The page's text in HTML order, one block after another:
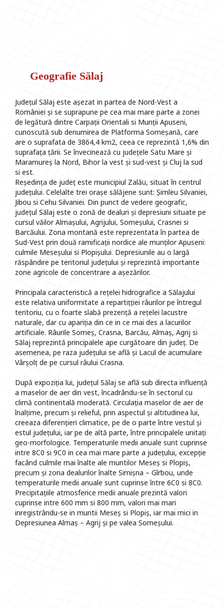
Geografie Sălaj
Județul Sălaj este așezat in partea de Nord-Vest a
României și se suprapune pe cea mai mare parte a zonei
de legătură dintre Carpații Orientali si Munții Apuseni,
cunoscută sub denumirea de Platforma Someșană, care
are o suprafata de 3864,4 km2, ceea ce reprezintă 1,6% din
suprafața țării. Se învecinează cu județele Satu Mare și
Maramureș la Nord, Bihor la vest și sud-vest și Cluj la sud
si est.
Reședința de județ este municipiul Zalău, situat în centrul
județului. Celelalte trei orașe sălăjene sunt: Șimleu Silvaniei,
Jibou si Cehu Silvaniei. Din punct de vedere geografic,
județul Sălaj este o zonă de dealuri și depresiuni situate pe
cursul văilor Almașului, Agrijului, Someșului, Crasnei si
Barcăului. Zona montană este reprezentata în partea de
Sud-Vest prin două ramificații nordice ale munților Apuseni:
culmile Meseșului si Plopișului. Depresiunile au o largă
răspândire pe teritoriul județului și reprezintă importante
zone agricole de concentrare a așezărilor.
Principala caracteristică a rețelei hidrografice a Sălajului
este relativa uniformitate a repartițției râurilor pe întregul
teritoriu, cu o foarte slabă prezență a rețelei lacustre
naturale, dar cu apariția din ce in ce mai des a lacurilor
artificiale. Râurile Someș, Crasna, Barcău, Almaș, Agrij si
Sălaj reprezintă principalele ape curgătoare din județ. De
asemenea, pe raza județului se află și Lacul de acumulare
Vârșolț de pe cursul râului Crasna.
După expoziția lui, județul Sălaj se află sub directa influență
a maselor de aer din vest, încadrându-se în sectorul cu
climă continentală moderată. Circulația maselor de aer de
înalțime, precum și relieful, prin aspectul și altitudinea lui,
creeaza diferențieri climatice, pe de o parte între vestul și
estul județului, iar pe de altă parte, între principalele unitați
geo-morfologice. Temperaturile medii anuale sunt cuprinse
intre 8C0 si 9C0 in cea mai mare parte a județului, excepție
facând culmile mai înalte ale muntilor Meseș si Plopiș,
precum și zona dealurilor înalte Simișna – Gîrbou, unde
temperaturile medii anuale sunt cuprinse între 6C0 si 8C0.
Precipitațiile atmosferice medii anuale prezintă valori
cuprinse intre 600 mm si 800 mm, valori mai mari
inregistrându-se in muntii Meseș si Plopiș, iar mai mici in
Depresiunea Almaș – Agrij și pe valea Someșului.